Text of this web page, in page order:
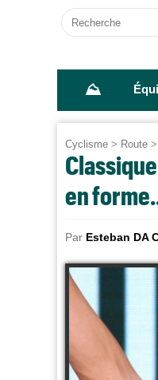
Recherche
⛰
Cyclisme > Route >
en
Par Esteban DA